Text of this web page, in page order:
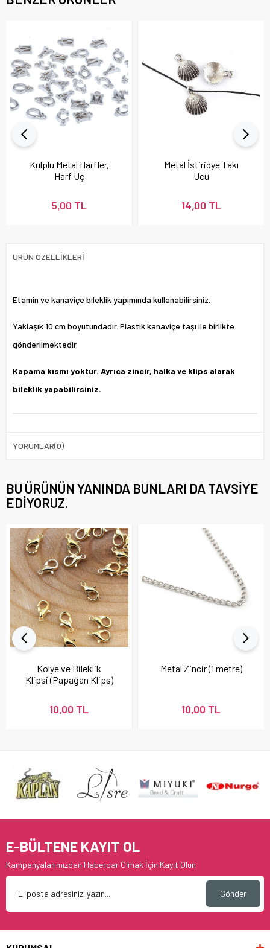
Kulplu Metal Harfler,
Harf Uç
5,00 TL
Metal İstiridye Takı
Ucu
14,00 TL
ÜRÜN ÖZELLIKLERI
Etamin ve kanaviçe bileklik yapımında kullanabilirsiniz.
Yaklaşık 10 cm boyutundadır. Plastik kanaviçe taşı ile birlikte
gönderilmektedir.
Kapama kısmı yoktur. Ayrıca zincir, halka ve klips alarak
bileklik yapabilirsiniz.
YORUMLAR(0)
BU ÜRÜNÜN YANINDA BUNLARI DA TAVSIYE
EDIYORUZ.
Kolye ve Bileklik
Klipsi (Papağan Klips)
10,00 TL
Metal Zincir (1 metre)
10,00 TL
E-BÜLTENE KAYIT OL
Kampanyalarımızdan Haberdar Olmak İçin Kayıt Olun
Gönder